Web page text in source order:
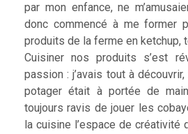
par mon enfance, ne
donc commencé à me former
produits de la ferme en ketchup,
Cuisiner nos produits s’est
passion : j’avais tout à
potager était à portée de
toujours ravis de jouer les
la cuisine l’espace de créativité